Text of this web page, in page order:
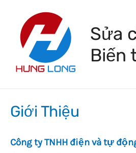
content
Sửa
Biến
Giới Thiệu
Công ty TNHH điện và tự